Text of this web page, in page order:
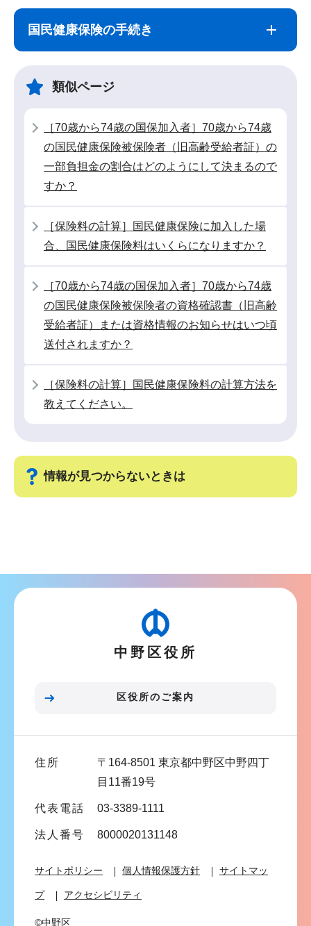
こ
国民健康保険の手続き
類似ページ
［70歳から74歳の国保加入者］70歳から74歳
の国民健康保険被保険者（旧高齢受給者証）の
一部負担金の割合はどのようにして決まるので
すか？
［保険料の計算］国民健康保険に加入した場
合、国民健康保険料はいくらになりますか？
［70歳から74歳の国保加入者］70歳から74歳
の国民健康保険被保険者の資格確認書（旧高齢
受給者証）または資格情報のお知らせはいつ頃
送付されますか？
［保険料の計算］国民健康保険料の計算方法を
教えてください。
情報が見つからないときは
ゲ
ま
中野区役所
区役所のご案内
住所
〒164-8501 東京都中野区中野四丁
目11番19号
代表電話 03-3389-1111
法人番号 8000020131148
サイトポリシー 個人情報保護方針 サイトマッ
プ アクセシビリティ
©中野区